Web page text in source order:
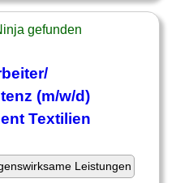
gefunden
(m/w/d)
Textilien
Leistungen